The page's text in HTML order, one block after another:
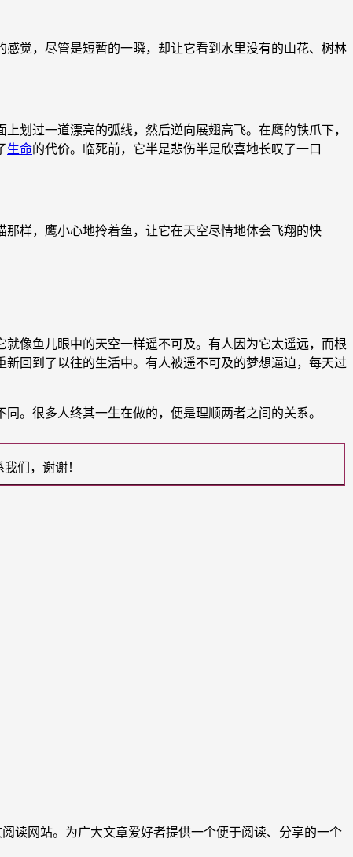
觉，尽管是短暂的一瞬，却让它看到水里没有的山花、树林
过一道漂亮的弧线，然后逆向展翅高飞。在鹰的铁爪下，
生命的代价。临死前，它半是悲伤半是欣喜地长叹了一口
样，鹰小心地拎着鱼，让它在天空尽情地体会飞翔的快
像鱼儿眼中的天空一样遥不可及。有人因为它太遥远，而根
回到了以往的生活中。有人被遥不可及的梦想逼迫，每天过
很多人终其一生在做的，便是理顺两者之间的关系。
们，谢谢！
读网站。为广大文章爱好者提供一个便于阅读、分享的一个